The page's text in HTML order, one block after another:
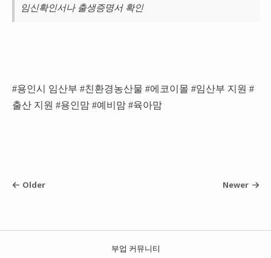
임신확인서나 출생증명서 확인
#용인시 임산부 #친환경농산물 #에코이몰 #임산부 지원 #
출산 지원 #용인맘 #예비맘 #육아맘
Older Newer
부업 커뮤니티